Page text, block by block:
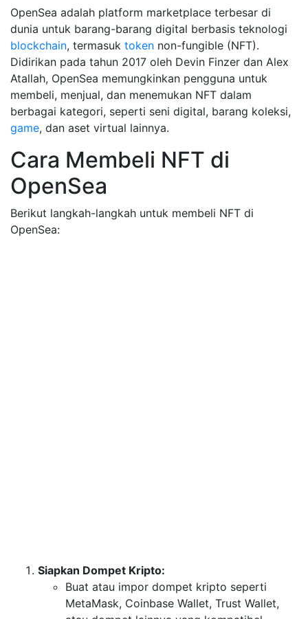
OpenSea adalah platform marketplace terbesar di
dunia untuk barang-barang digital berbasis teknologi
blockchain, termasuk token non-fungible (NFT).
Didirikan pada tahun 2017 oleh Devin Finzer dan Alex
Atallah, OpenSea memungkinkan pengguna untuk
membeli, menjual, dan menemukan NFT dalam
berbagai kategori, seperti seni digital, barang koleksi,
game, dan aset virtual lainnya.
Cara Membeli NFT di
OpenSea
Berikut langkah-langkah untuk membeli NFT di
OpenSea:
Siapkan Dompet Kripto:
Buat atau impor dompet kripto seperti
MetaMask, Coinbase Wallet, Trust Wallet,